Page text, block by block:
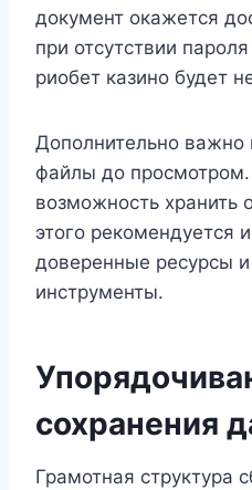
документ окажется
при отсутствии
риобет казино будет
Дополнительно важно
файлы до
возможность хранить
этого рекомендуется
доверенные ресурсы
инструменты.
сохранения
Грамотная структура